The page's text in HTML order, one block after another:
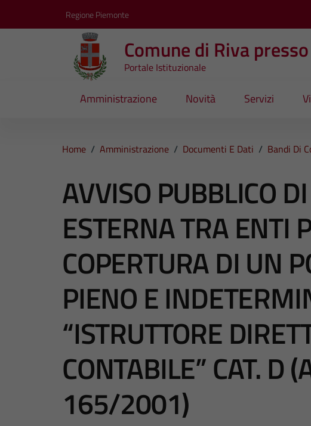
Regione Piemonte
Comune di Riva
Portale Istituzionale
Amministrazione Novità Servizi
Home / Amministrazione / Documenti E Dati / Bandi Di
AVVISO PUBBLICO
ESTERNA TRA ENTI
COPERTURA DI UN
PIENO E
“ISTRUTTORE
CONTABILE” CAT. D
165/2001)